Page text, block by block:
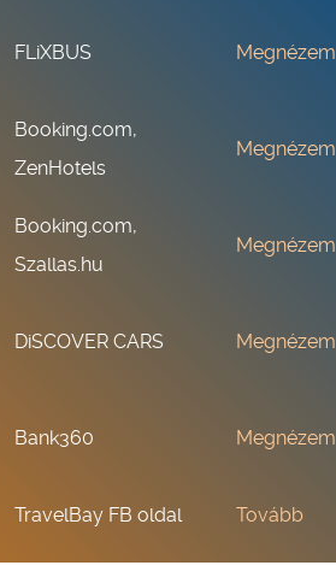
FLiXBUS Megnézem
Booking.com,
ZenHotels
Megnézem
Booking.com,
Szallas.hu
Megnézem
DiSCOVER CARS Megnézem
Bank360 Megnézem
TravelBay FB oldal Tovább